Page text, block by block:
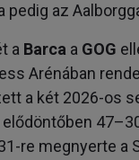
pedig az
a Barca a GOG
Arénában
a két 2026-os
re megnyerte a